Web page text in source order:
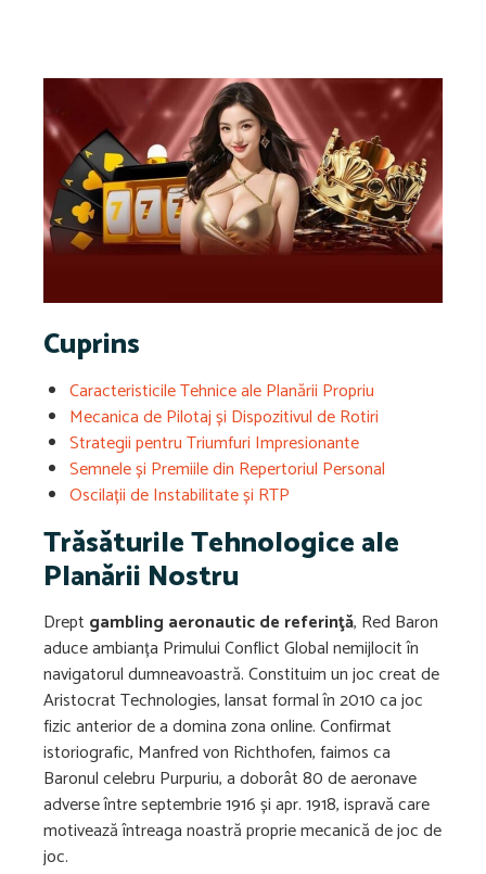
Cuprins
Caracteristicile Tehnice ale Planării Propriu
Mecanica de Pilotaj și Dispozitivul de Rotiri
Strategii pentru Triumfuri Impresionante
Semnele și Premiile din Repertoriul Personal
Oscilații de Instabilitate și RTP
Trăsăturile Tehnologice ale
Planării Nostru
Drept gambling aeronautic de referinţă, Red Baron
aduce ambianța Primului Conflict Global nemijlocit în
navigatorul dumneavoastră. Constituim un joc creat de
Aristocrat Technologies, lansat formal în 2010 ca joc
fizic anterior de a domina zona online. Confirmat
istoriografic, Manfred von Richthofen, faimos ca
Baronul celebru Purpuriu, a doborât 80 de aeronave
adverse între septembrie 1916 și apr. 1918, ispravă care
motivează întreaga noastră proprie mecanică de joc de
joc.